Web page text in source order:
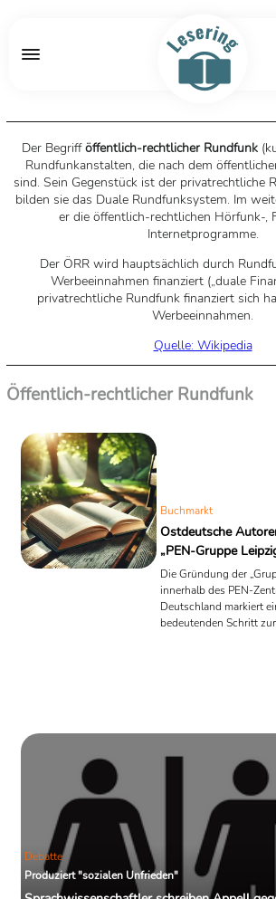
Der Begrifföffentlich-rechtlicher Rundfunk
Rundfunkanstalten, die nach dem
sind. Sein Gegenstück ist der privatrechtliche
bilden sie das Duale Rundfunksystem. Im
er die öffentlich-rechtlichen Hörfunk-,
Internetprogramme.
Der ÖRR wird hauptsächlich durch
Werbeeinnahmen finanziert („duale
privatrechtliche Rundfunk finanziert sich
Werbeeinnahmen.
Quelle: Wikipedia
Öffentlich-rechtlicher Rundfunk
Buchmarkt
Ostdeutsche
„PEN-Gruppe
Die Gründung der
innerhalb des PEN-
Deutschland markiert
bedeutenden Schritt
um diese neue
offiziell ins Leben zu
die Interessen
sichtbarer zu machen, die
Literaturförderung ...
Debatte
Produziert "sozialen Unfrieden"